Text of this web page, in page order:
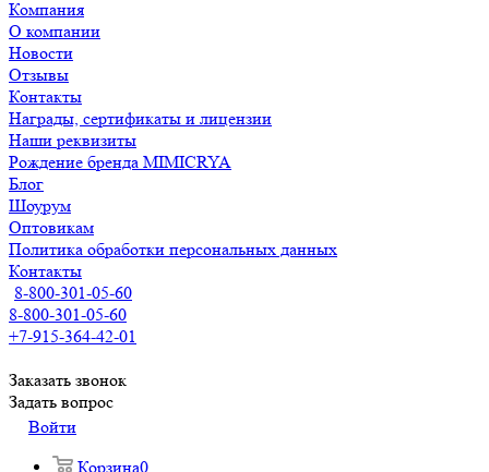
Компания
О компании
Новости
Отзывы
Контакты
Награды, сертификаты и лицензии
Наши реквизиты
Рождение бренда MIMICRYA
Блог
Шоурум
Оптовикам
Политика обработки персональных данных
Контакты
8-800-301-05-60
8-800-301-05-60
+7-915-364-42-01
Заказать звонок
Задать вопрос
Войти
Корзина0